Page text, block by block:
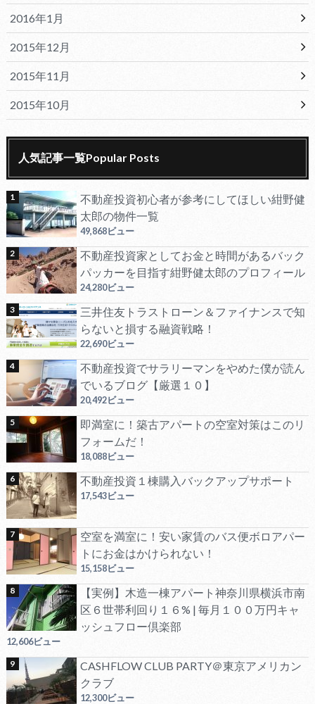
2016年1月
2015年12月
2015年11月
2015年10月
人気記事一覧Popular Posts
不動産投資初心者が参考にしてほしい紺野健
太郎の物件一覧
49,868ビュー
不動産投資家としてお金と時間があるバック
パッカーを目指す紺野健太郎のプロフィール
24,280ビュー
三井住友トラストローン＆ファイナンスで知
らないと損する融資戦略！
22,690ビュー
不動産投資でサラリーマンをやめた僕が読ん
でいるブログ【厳選１０】
20,492ビュー
即満室に！築古アパートの空室対策はこのリ
フォームだ！
18,088ビュー
不動産投資１棟購入バックアップサポート
17,543ビュー
空室を満室に！安い家賃のバス便ボロアパー
トにお金はかけられない！
15,158ビュー
【実例】木造一棟アパート神奈川県横浜市南
区６世帯利回り１６% | 毎月１００万円キャ
ッシュフロー倶楽部
12,606ビュー
CASHFLOW CLUB PARTY＠東京アメリカン
クラブ
12,300ビュー